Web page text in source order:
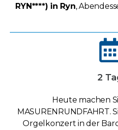
RYN****) in Ryn,
2
Heute machen
MASURENRUNDFAHRT.
Orgelkonzert in der